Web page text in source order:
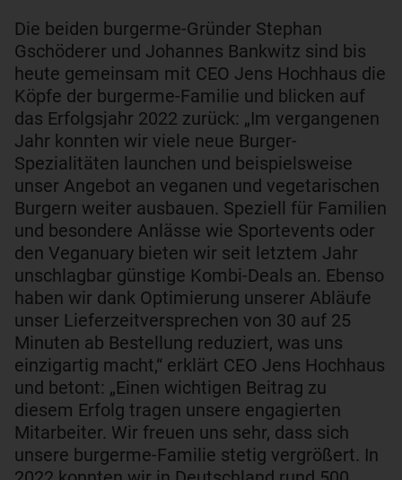
Die beiden burgerme-Gründer Stephan
Gschöderer und Johannes Bankwitz sind bis
heute gemeinsam mit CEO Jens Hochhaus die
Köpfe der burgerme-Familie und blicken auf
das Erfolgsjahr 2022 zurück: „Im vergangenen
Jahr konnten wir viele neue Burger-
Spezialitäten launchen und beispielsweise
unser Angebot an veganen und vegetarischen
Burgern weiter ausbauen. Speziell für Familien
und besondere Anlässe wie Sportevents oder
den Veganuary bieten wir seit letztem Jahr
unschlagbar günstige Kombi-Deals an. Ebenso
haben wir dank Optimierung unserer Abläufe
unser Lieferzeitversprechen von 30 auf 25
Minuten ab Bestellung reduziert, was uns
einzigartig macht,“ erklärt CEO Jens Hochhaus
und betont: „Einen wichtigen Beitrag zu
diesem Erfolg tragen unsere engagierten
Mitarbeiter. Wir freuen uns sehr, dass sich
unsere burgerme-Familie stetig vergrößert. In